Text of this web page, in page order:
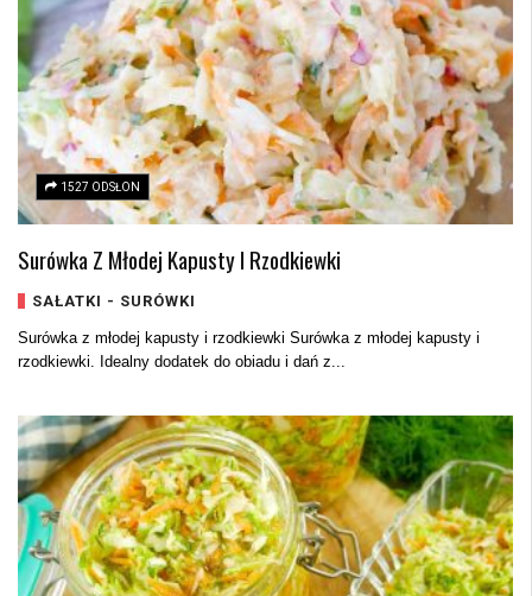
1527 ODSŁON
Surówka Z Młodej Kapusty I Rzodkiewki
SAŁATKI - SURÓWKI
Surówka z młodej kapusty i rzodkiewki Surówka z młodej kapusty i
rzodkiewki. Idealny dodatek do obiadu i dań z...